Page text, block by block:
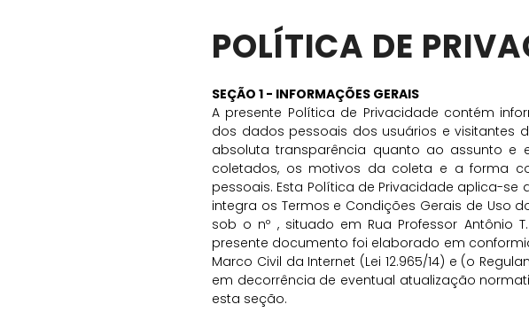
POLÍTICA DE
SEÇÃO 1 - INFORMAÇÕES GERAIS
A presente Política de Privacidade contém
dos dados pessoais dos usuários e visitantes
absoluta transparência quanto ao assunto
coletados, os motivos da coleta e a forma
pessoais. Esta Política de Privacidade aplica-se
integra os Termos e Condições Gerais de Uso
sob o nº , situado em Rua Professor Antônio
presente documento foi elaborado em
Marco Civil da Internet (Lei 12.965/14) e (o
em decorrência de eventual atualização
esta seção.